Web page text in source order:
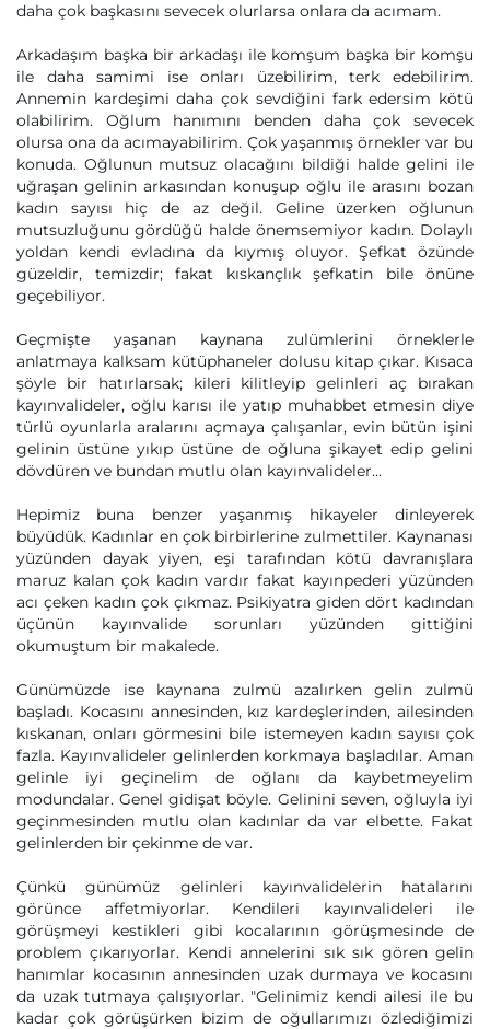
daha çok başkasını sevecek olurlarsa onlara da acımam.
Arkadaşım başka bir arkadaşı ile komşum başka bir komşu
ile daha samimi ise onları üzebilirim, terk edebilirim.
Annemin kardeşimi daha çok sevdiğini fark edersim kötü
olabilirim. Oğlum hanımını benden daha çok sevecek
olursa ona da acımayabilirim. Çok yaşanmış örnekler var bu
konuda. Oğlunun mutsuz olacağını bildiği halde gelini ile
uğraşan gelinin arkasından konuşup oğlu ile arasını bozan
kadın sayısı hiç de az değil. Geline üzerken oğlunun
mutsuzluğunu gördüğü halde önemsemiyor kadın. Dolaylı
yoldan kendi evladına da kıymış oluyor. Şefkat özünde
güzeldir, temizdir; fakat kıskançlık şefkatin bile önüne
geçebiliyor.
Geçmişte yaşanan kaynana zulümlerini örneklerle
anlatmaya kalksam kütüphaneler dolusu kitap çıkar. Kısaca
şöyle bir hatırlarsak; kileri kilitleyip gelinleri aç bırakan
kayınvalideler, oğlu karısı ile yatıp muhabbet etmesin diye
türlü oyunlarla aralarını açmaya çalışanlar, evin bütün işini
gelinin üstüne yıkıp üstüne de oğluna şikayet edip gelini
dövdüren ve bundan mutlu olan kayınvalideler...
Hepimiz buna benzer yaşanmış hikayeler dinleyerek
büyüdük. Kadınlar en çok birbirlerine zulmettiler. Kaynanası
yüzünden dayak yiyen, eşi tarafından kötü davranışlara
maruz kalan çok kadın vardır fakat kayınpederi yüzünden
acı çeken kadın çok çıkmaz. Psikiyatra giden dört kadından
üçünün kayınvalide sorunları yüzünden gittiğini
okumuştum bir makalede.
Günümüzde ise kaynana zulmü azalırken gelin zulmü
başladı. Kocasını annesinden, kız kardeşlerinden, ailesinden
kıskanan, onları görmesini bile istemeyen kadın sayısı çok
fazla. Kayınvalideler gelinlerden korkmaya başladılar. Aman
gelinle iyi geçinelim de oğlanı da kaybetmeyelim
modundalar. Genel gidişat böyle. Gelinini seven, oğluyla iyi
geçinmesinden mutlu olan kadınlar da var elbette. Fakat
gelinlerden bir çekinme de var.
Çünkü günümüz gelinleri kayınvalidelerin hatalarını
görünce affetmiyorlar. Kendileri kayınvalideleri ile
görüşmeyi kestikleri gibi kocalarının görüşmesinde de
problem çıkarıyorlar. Kendi annelerini sık sık gören gelin
hanımlar kocasının annesinden uzak durmaya ve kocasını
da uzak tutmaya çalışıyorlar. "Gelinimiz kendi ailesi ile bu
kadar çok görüşürken bizim de oğullarımızı özlediğimizi